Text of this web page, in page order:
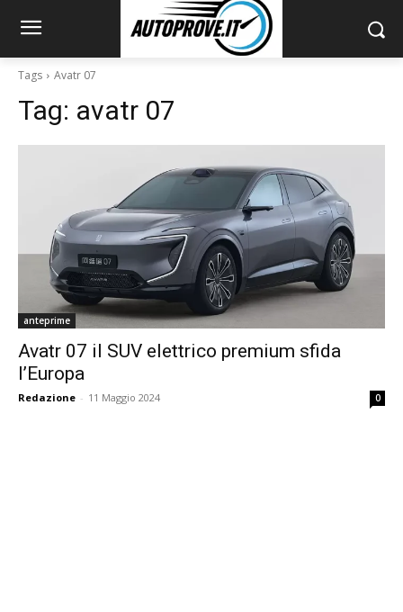
Tags Avatr 07
Tag: avatr 07
anteprime
Avatr 07 il SUV elettrico premium sfida
l’Europa
Redazione - 11 Maggio 2024 0